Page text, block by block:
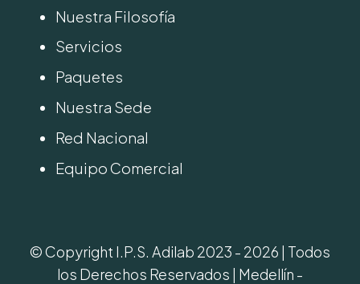
Nuestra Filosofía
Servicios
Paquetes
Nuestra Sede
Red Nacional
Equipo Comercial
© Copyright I.P.S. Adilab 2023 - 2026 | Todos
los Derechos Reservados | Medellín -